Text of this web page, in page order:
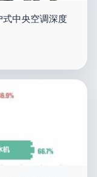
中央空调深度